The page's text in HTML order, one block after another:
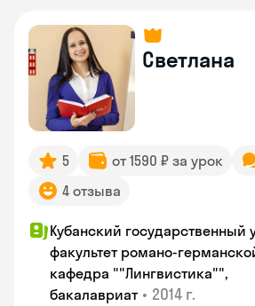
Светлана
5 от 1590 ₽ за урок
4 отзыва
Кубанский государственный
факультет романо-
кафедра ""Лингвистика"",
бакалавриат • 2014 г.